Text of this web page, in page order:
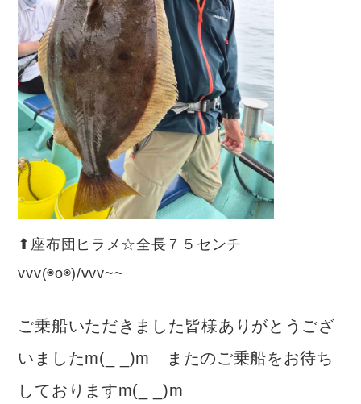
⬆︎座布団ヒラメ☆全長７５センチ
vvv(◉o◉)/vvv~~
ご乗船いただきました皆様ありがとうござ
いましたm(_ _)m またのご乗船をお待ち
しておりますm(_ _)m